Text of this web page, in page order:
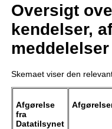
Oversigt
kendelser,
meddelelser
Skemaet viser den
Afgørelse
fra
Datatilsynet